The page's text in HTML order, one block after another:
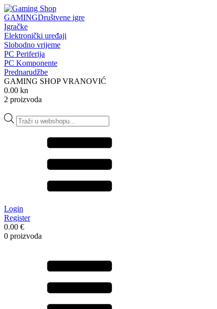
GAMINGDruštvene igre
Igračke
Elektronički uređaji
Slobodno vrijeme
PC Periferija
PC Komponente
Prednarudžbe
GAMING SHOP VRANOVIĆ
0.00 kn
2 proizvoda
Products
search
Login
Register
0.00 €
0 proizvoda